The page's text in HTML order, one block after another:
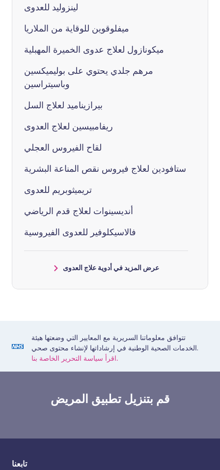
لينزوليد للعدوى
ميفلوقوين للوقاية من الملاريا
ميكونازول لعلاج عدوى الخميرة المهبلية
مرهم جلدي يحتوي على بوليميكسين
وباسيتراسين
بيرازيناميد لعلاج السل
ريفامبيسين لعلاج العدوى
لقاح الفيروس العجلي
ستافودين لعلاج فيروس نقص المناعة البشرية
تريميثوبريم للعدوى
أنديسينوات لعلاج قدم الرياضي
فالاسيكلوفير للعدوى الفيروسية
عرض المزيد في أدوية علاج العدوى
تتوافق معلوماتنا السريرية مع المعايير التي وضعتها هيئة
الخدمات الصحية الوطنية في إرشاداتها لإنشاء محتوى صحي.
اقرأ سياسة التحرير الخاصة بنا.
قم بتنزيل تطبيق المريض
تابعنا